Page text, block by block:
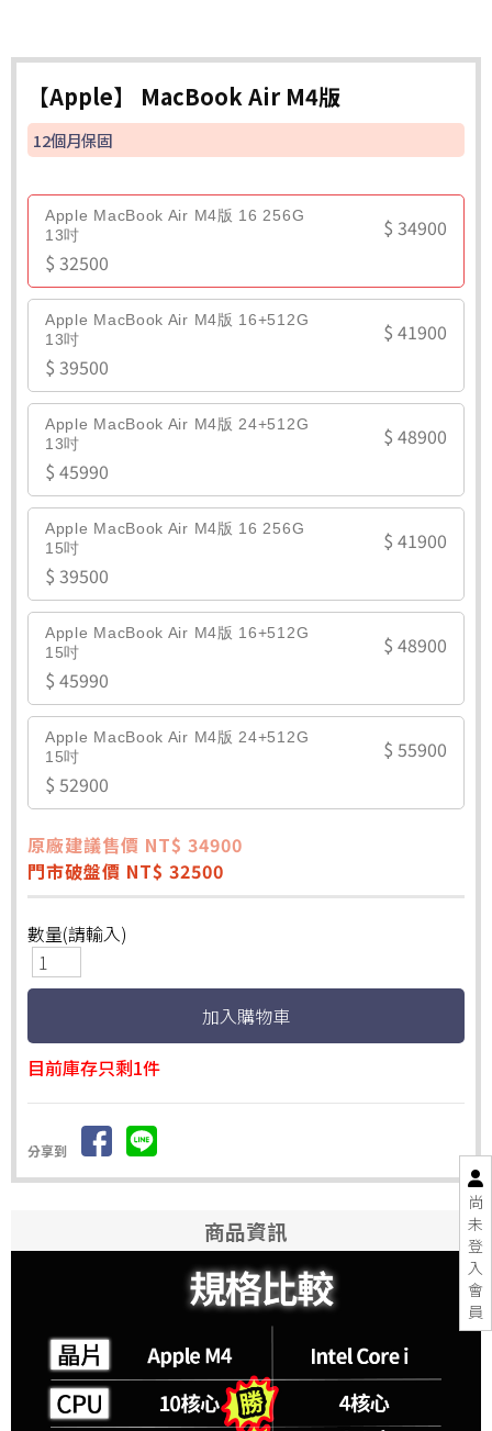
尚
未
登
入
會
員
【Apple】 MacBook Air M4版
12個月保固
Apple MacBook Air M4版 16 256G
13吋
$ 34900
$ 32500
Apple MacBook Air M4版 16+512G
13吋
$ 41900
$ 39500
Apple MacBook Air M4版 24+512G
13吋
$ 48900
$ 45990
Apple MacBook Air M4版 16 256G
15吋
$ 41900
$ 39500
Apple MacBook Air M4版 16+512G
15吋
$ 48900
$ 45990
Apple MacBook Air M4版 24+512G
15吋
$ 55900
$ 52900
原廠建議售價 NT$ 34900
門市破盤價 NT$ 32500
數量(請輸入)
目前庫存只剩1件
分享到
商品資訊